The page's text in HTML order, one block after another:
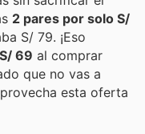
2 pares por solo S/
S/ 79. ¡Eso
S/ 69 al comprar
que no vas a
esta oferta